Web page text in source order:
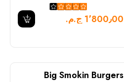
1٬800٫00 ج.م.‏
Big Smokin Burgers